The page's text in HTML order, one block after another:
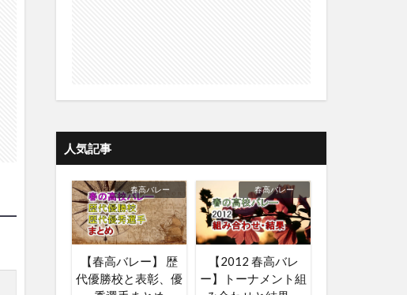
人気記事
春高バレー
【春高バレー】 歴
代優勝校と表彰、優
春高バレー
【2012 春高バレ
ー】トーナメント組